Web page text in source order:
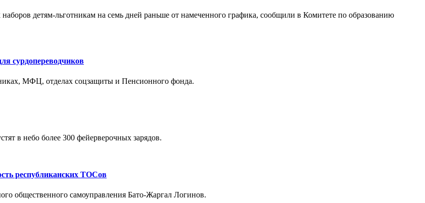
детям-льготникам на семь дней раньше от намеченного графика, сообщили в Комитете по образованию
сурдопереводчиков
МФЦ, отделах соцзащиты и Пенсионного фонда.
в небо более 300 фейерверочных зарядов.
республиканских ТОСов
общественного самоуправления Бато-Жаргал Логинов.